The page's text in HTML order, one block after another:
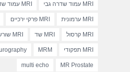
MRI עמוד שדרה גבי MRI עמוד שדרה צווארי
MRI ערמונית MRI פרקי ירכיים
MRI קרסול MRI שד MRI שורש כף יד
MRI תפקודי MRM
MR Prostate
multi echo